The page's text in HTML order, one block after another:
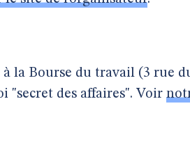
la Bourse du travail (3 rue
"secret des affaires". Voir